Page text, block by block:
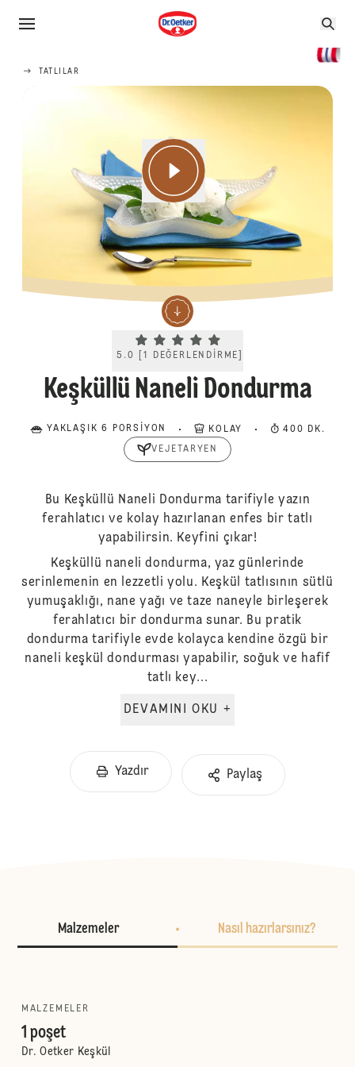
TATLILAR
Current rating 5.0. Click to rate.
5.0 [1 DEĞERLENDIRME
Keşküllü Naneli Dondurma
YAKLAŞIK 6 PORSIYON KOLAY 400 DK.
VEJETARYEN
Bu Keşküllü Naneli Dondurma tarifiyle yazın
ferahlatıcı ve kolay hazırlanan enfes bir tatlı
yapabilirsin. Keyfini çıkar!
Keşküllü naneli dondurma, yaz günlerinde
serinlemenin en lezzetli yolu. Keşkül tatlısının sütlü
yumuşaklığı, nane yağı ve taze naneyle birleşerek
ferahlatıcı bir dondurma sunar. Bu pratik
dondurma tarifiyle evde kolayca kendine özgü bir
naneli keşkül dondurması yapabilir, soğuk ve hafif
tatlı key...
DEVAMINI OKU +
Yazdır Paylaş
Malzemeler Nasıl hazırlarsınız?
MALZEMELER
1 poşet
Dr. Oetker Keşkül